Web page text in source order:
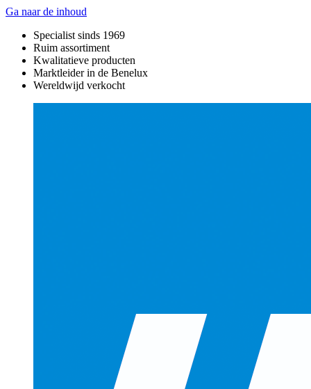
Ga naar de inhoud
Specialist sinds 1969
Ruim assortiment
Kwalitatieve producten
Marktleider in de Benelux
Wereldwijd verkocht